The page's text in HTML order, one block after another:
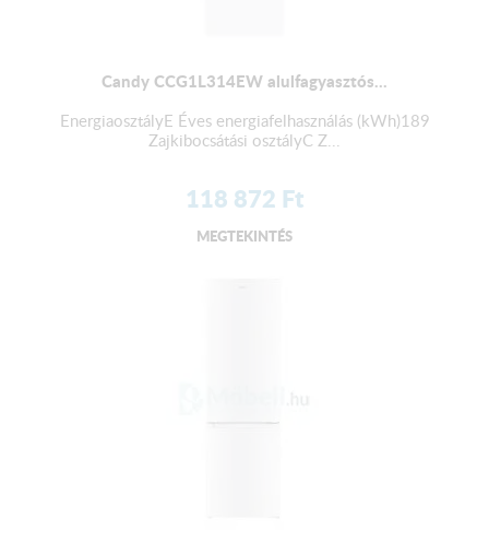
Candy CCG1L314EW alulfagyasztós...
EnergiaosztályE Éves energiafelhasználás (kWh)189
Zajkibocsátási osztályC Z...
118 872 Ft
MEGTEKINTÉS